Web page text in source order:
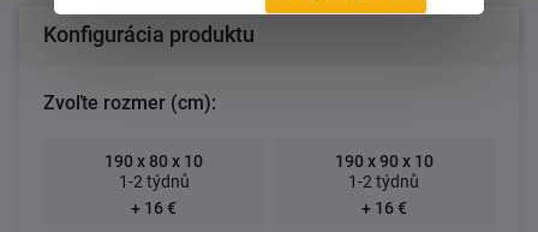
Konfigurácia produktu
Zvoľte rozmer (cm):
190 x 80 x 10
1-2 týdnů
+ 16 €
190 x 90 x 10
1-2 týdnů
+ 16 €